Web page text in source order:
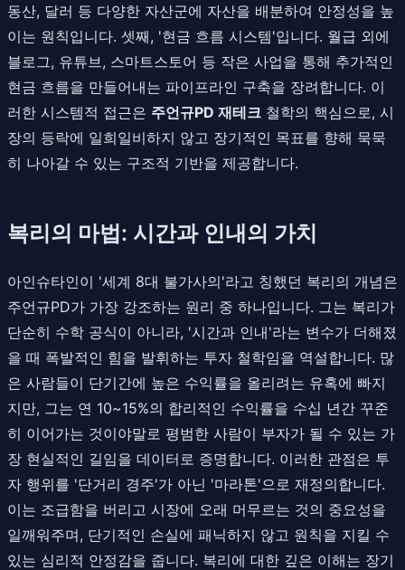
동산, 달러 등 다양한 자산군에 자산을 배분하여 안정성을 높
이는 원칙입니다. 셋째, '현금 흐름 시스템'입니다. 월급 외에
블로그, 유튜브, 스마트스토어 등 작은 사업을 통해 추가적인
현금 흐름을 만들어내는 파이프라인 구축을 장려합니다. 이
러한 시스템적 접근은 주언규PD 재테크 철학의 핵심으로, 시
장의 등락에 일희일비하지 않고 장기적인 목표를 향해 묵묵
히 나아갈 수 있는 구조적 기반을 제공합니다.
복리의 마법: 시간과 인내의 가치
아인슈타인이 '세계 8대 불가사의'라고 칭했던 복리의 개념은
주언규PD가 가장 강조하는 원리 중 하나입니다. 그는 복리가
단순히 수학 공식이 아니라, '시간과 인내'라는 변수가 더해졌
을 때 폭발적인 힘을 발휘하는 투자 철학임을 역설합니다. 많
은 사람들이 단기간에 높은 수익률을 올리려는 유혹에 빠지
지만, 그는 연 10~15%의 합리적인 수익률을 수십 년간 꾸준
히 이어가는 것이야말로 평범한 사람이 부자가 될 수 있는 가
장 현실적인 길임을 데이터로 증명합니다. 이러한 관점은 투
자 행위를 '단거리 경주'가 아닌 '마라톤'으로 재정의합니다.
이는 조급함을 버리고 시장에 오래 머무르는 것의 중요성을
일깨워주며, 단기적인 손실에 패닉하지 않고 원칙을 지킬 수
있는 심리적 안정감을 줍니다. 복리에 대한 깊은 이해는 장기